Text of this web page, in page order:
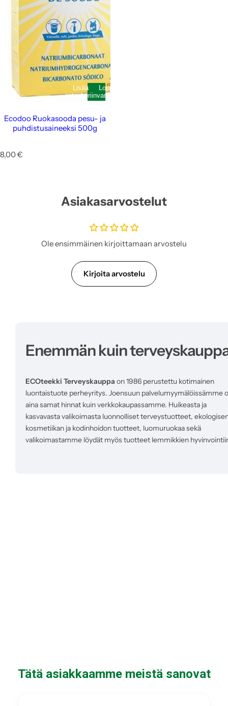
Lisää
ostoskoriin
Loppunut
varastosta
Ecodoo Ruokasooda pesu- ja
puhdistusaineeksi 500g
N
8,00 €
Asiakasarvostelut
Ole ensimmäinen kirjoittamaan arvostelu
Kirjoita arvostelu
Enemmän kuin
ECOteekki Terveyskauppa on 1986 perustettu kotimainen
luontaistuote perheyritys. Joensuun palvelumyymälöissämme
aina samat hinnat kuin verkkokaupassamme. Huikeasta ja
kasvavasta valikoimasta luonnolliset terveystuotteet,
kosmetiikan ja kodinhoidon tuotteet, luomuruokaa sekä
valikoimastamme löydät myös tuotteet lemmikkien
Tätä asiakkaamme meistä sanovat